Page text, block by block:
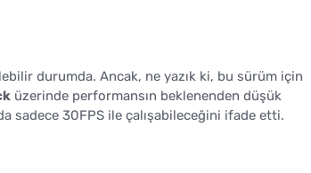
durumda. Ancak, ne yazık ki, bu sürüm için
üzerinde performansın beklenenden düşük
sadece 30FPS ile çalışabileceğini ifade etti.